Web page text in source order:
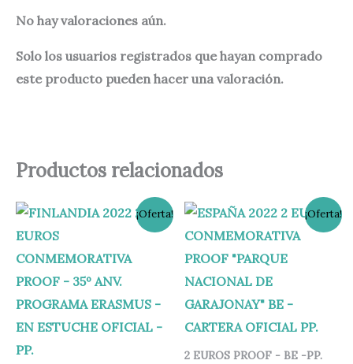
No hay valoraciones aún.
Solo los usuarios registrados que hayan comprado
este producto pueden hacer una valoración.
Productos relacionados
¡Oferta!
El
precio
original
era:
39,75 €.
El
precio
es:
29,95 €.
¡Oferta!
2 EUROS PROOF - BE -PP.
El
precio
original
era:
35,00 €.
El
precio
actual
es:
29,95 €.